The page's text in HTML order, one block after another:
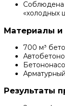
Соблюдена
«холодных
Материалы и
700 м³
Результаты